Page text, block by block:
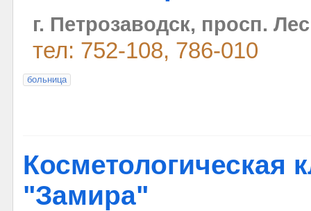
г. Петрозаводск, просп.
тел: 752-108, 786-010
больница
Косметологическая
"Замира"